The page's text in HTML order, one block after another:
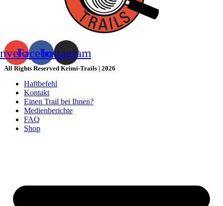
FacebookInstagram
All Rights Reserved Krimi-Trails | 2026
Haftbefehl
Kontakt
Einen Trail bei Ihnen?
Medienberichte
FAQ
Shop